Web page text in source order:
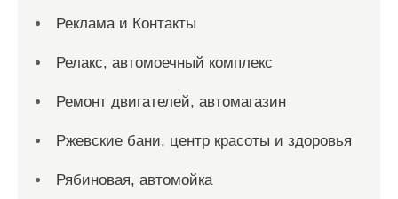
Реклама и Контакты
Релакс, автомоечный комплекс
Ремонт двигателей, автомагазин
Ржевские бани, центр красоты и здоровья
Рябиновая, автомойка